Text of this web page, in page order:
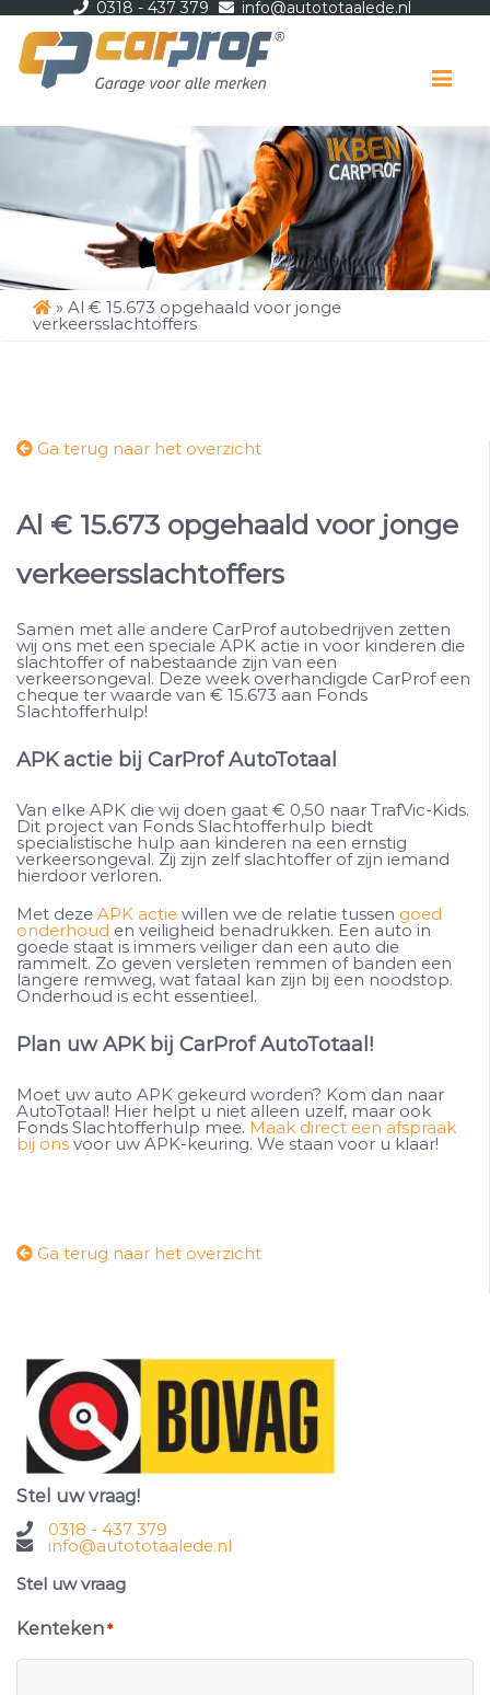
0318 - 437 379 info@autototaalede.nl
» Al € 15.673 opgehaald voor jonge
verkeersslachtoffers
Ga terug naar het overzicht
Al € 15.673 opgehaald voor jonge
verkeersslachtoffers
Samen met alle andere CarProf autobedrijven zetten
wij ons met een speciale APK actie in voor kinderen die
slachtoffer of nabestaande zijn van een
verkeersongeval. Deze week overhandigde CarProf een
cheque ter waarde van € 15.673 aan Fonds
Slachtofferhulp!
APK actie bij CarProf AutoTotaal
Van elke APK die wij doen gaat € 0,50 naar TrafVic-Kids.
Dit project van Fonds Slachtofferhulp biedt
specialistische hulp aan kinderen na een ernstig
verkeersongeval. Zij zijn zelf slachtoffer of zijn iemand
hierdoor verloren.
Met deze APK actie willen we de relatie tussen goed
onderhoud en veiligheid benadrukken. Een auto in
goede staat is immers veiliger dan een auto die
rammelt. Zo geven versleten remmen of banden een
langere remweg, wat fataal kan zijn bij een noodstop.
Onderhoud is echt essentieel.
Plan uw APK bij CarProf AutoTotaal!
Moet uw auto APK gekeurd worden? Kom dan naar
AutoTotaal! Hier helpt u niet alleen uzelf, maar ook
Fonds Slachtofferhulp mee. Maak direct een afspraak
bij ons voor uw APK-keuring. We staan voor u klaar!
Ga terug naar het overzicht
Stel uw vraag!
0318 - 437 379
info@autototaalede.nl
Stel uw vraag
Kenteken *